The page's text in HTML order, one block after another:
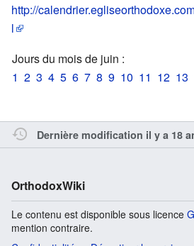
http://
l
Jours du mois de juin :
1 2 3 4 5 6 7 8 9 10 11 12 13
Dernière modification il y a 18
OrthodoxWiki
Le contenu est disponible sous licence
mention contraire.